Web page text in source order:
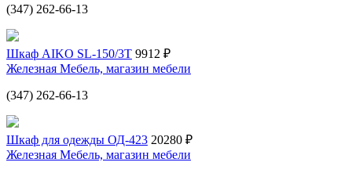
(347) 262-66-13
Шкаф AIKO SL-150/3T 9912 ₽
Железная Мебель, магазин мебели
(347) 262-66-13
Шкаф для одежды ОД-423 20280 ₽
Железная Мебель, магазин мебели